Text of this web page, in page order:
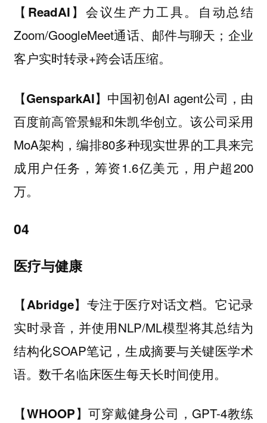
【ReadAI】 会议生产力工具。自动总结
Zoom/GoogleMeet通话、邮件与聊天；企业
客户实时转录+跨会话压缩。
【GensparkAI】 中国初创AI agent公司，由
百度前高管景鲲和朱凯华创立。该公司采用
MoA架构，编排80多种现实世界的工具来完
成用户任务，筹资1.6亿美元，用户超200
万。
04
医疗与健康
【Abridge】 专注于医疗对话文档。它记录
实时录音，并使用NLP/ML模型将其总结为
结构化SOAP笔记，生成摘要与关键医学术
语。数千名临床医生每天长时间使用。
【WHOOP】可穿戴健身公司，GPT-4教练